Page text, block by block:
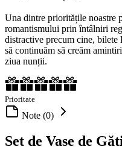
Una dintre prioritățile noastre
romantismului prin întâlniri
distractive precum cine, bilete
să continuăm să creăm
ziua nunții.
Prioritate
Note (0)
Set de Vase de